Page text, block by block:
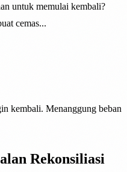
untuk memulai kembali?
cemas...
kembali. Menanggung beban
Rekonsiliasi